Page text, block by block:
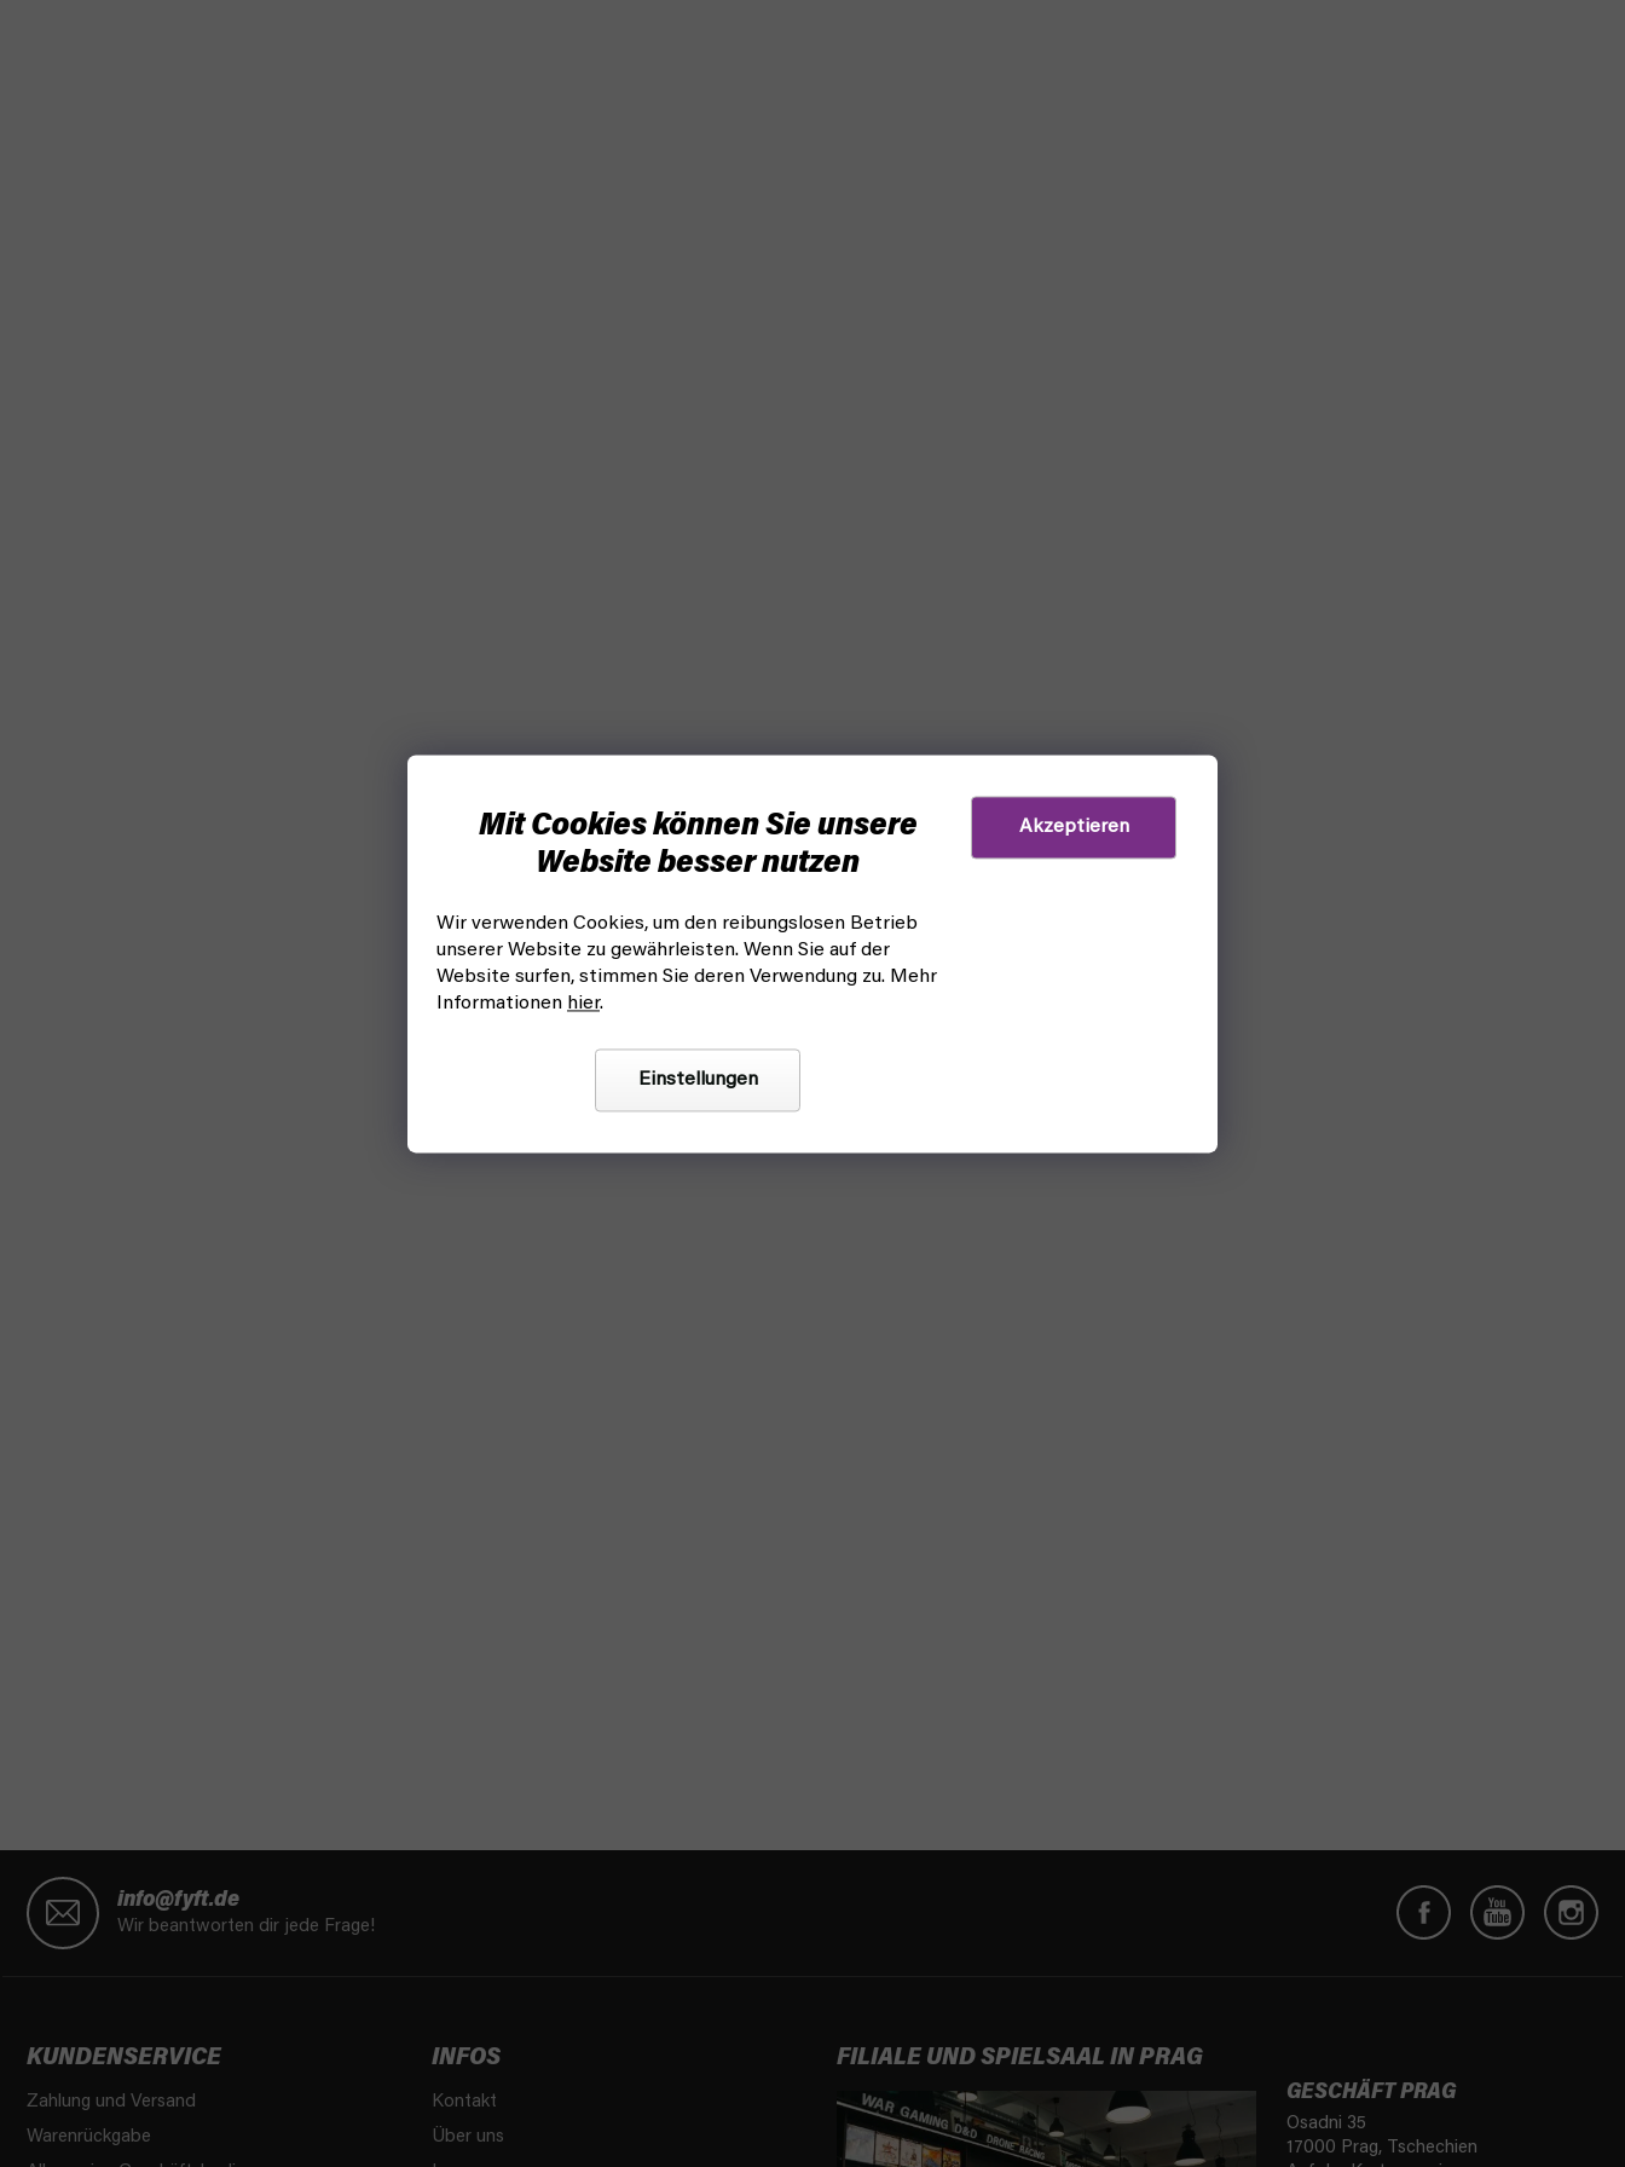
Mit Cookies können Sie unsere
Website besser nutzen
Wir verwenden Cookies, um den reibungslosen Betrieb
unserer Website zu gewährleisten. Wenn Sie auf der
Website surfen, stimmen Sie deren Verwendung zu. Mehr
Informationen hier.
Einstellungen
Akzeptieren
info@fyft.de
Wir beantworten dir jede Frage!
KUNDENSERVICE
Zahlung und Versand
Warenrückgabe
INFOS
Kontakt
Über uns
FILIALE UND SPIELSAAL IN PRAG
GESCHÄFT PRAG
Osadni 35
17000 Prag, Tschechien